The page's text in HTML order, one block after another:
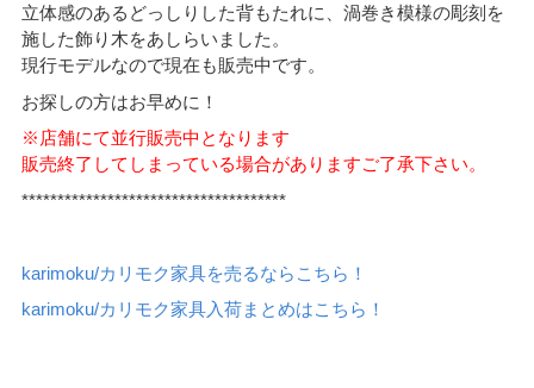
立体感のあるどっしりした背もたれに、渦巻き模様の彫刻を
施した飾り木をあしらいました。
現行モデルなので現在も販売中です。
お探しの方はお早めに！
※店舗にて並行販売中となります
販売終了してしまっている場合がありますご了承下さい。
*************************************
karimoku/カリモク家具を売るならこちら！
karimoku/カリモク家具入荷まとめはこちら！